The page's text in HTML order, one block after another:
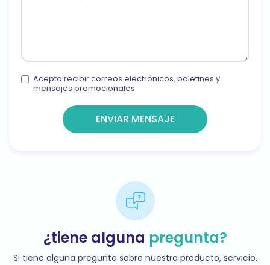
Acepto recibir correos electrónicos, boletines y
mensajes promocionales
ENVIAR MENSAJE
¿tiene alguna pregunta?
Si tiene alguna pregunta sobre nuestro producto, servicio,